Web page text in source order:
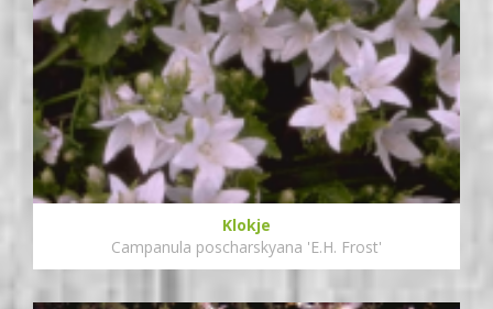
Klokje
Campanula poscharskyana 'E.H. Frost'